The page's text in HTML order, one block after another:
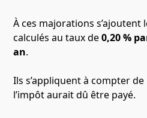
À ces majorations s’ajoutent
calculés au taux de0,20 %
an.
Ils s’appliquent à compter
l’impôt aurait dû être payé.